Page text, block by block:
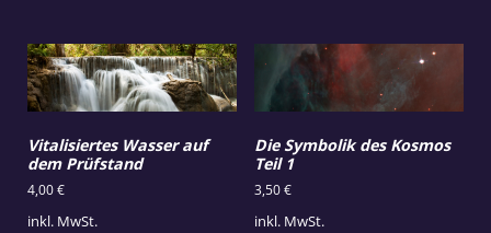
Vitalisiertes Wasser auf
dem Prüfstand
4,00€
inkl. MwSt.
Die Symbolik des Kosmos
Teil 1
3,50€
inkl. MwSt.